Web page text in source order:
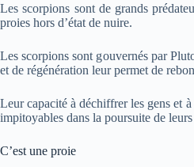
Les scorpions sont de grands
proies hors d’état de nuire.
Les scorpions sont gouvernés par
et de régénération leur permet de
Leur capacité à déchiffrer les gens et
impitoyables dans la poursuite de
C’est une proie